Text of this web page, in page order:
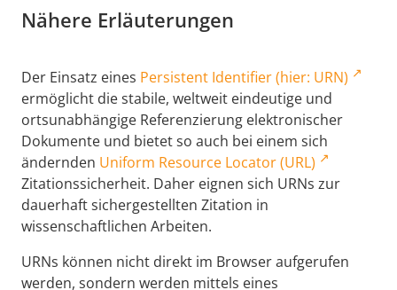
Nähere Erläuterungen
Der Einsatz eines Persistent Identifier (hier: URN)
ermöglicht die stabile, weltweit eindeutige und
ortsunabhängige Referenzierung elektronischer
Dokumente und bietet so auch bei einem sich
ändernden Uniform Resource Locator (URL)
Zitationssicherheit. Daher eignen sich URNs zur
dauerhaft sichergestellten Zitation in
wissenschaftlichen Arbeiten.
URNs können nicht direkt im Browser aufgerufen
werden, sondern werden mittels eines